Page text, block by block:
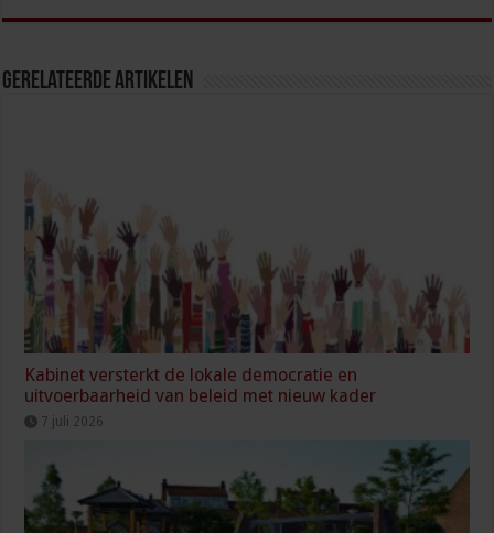
Gerelateerde Artikelen
Kabinet versterkt de lokale democratie en
uitvoerbaarheid van beleid met nieuw kader
7 juli 2026